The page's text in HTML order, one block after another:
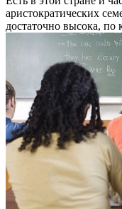
аристократических
достаточно высока, по